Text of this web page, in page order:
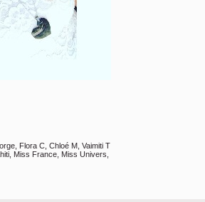
Flora C, Chloé M, Vaimiti T
Miss France, Miss Univers,